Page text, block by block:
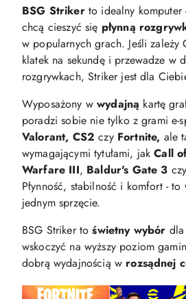
BSG Strikerto idealny komputer
chcą cieszyć się płynną
w popularnych grach. Jeśli
klatek na sekundę i przewadze w
rozgrywkach, Striker jest dla
Wyposażony wwydajną kartę
poradzi sobie nie tylko z grami e-
Valorant, CS2 czy Fortnite, ale
wymagającymi tytułami, jakCall
Warfare III, Baldur's Gate 3 czy
Płynność, stabilność i komfort - to
jednym sprzęcie.
BSG Striker toświetny wybór
wskoczyć na wyższy poziom
dobrą wydajnością w rozsądnej